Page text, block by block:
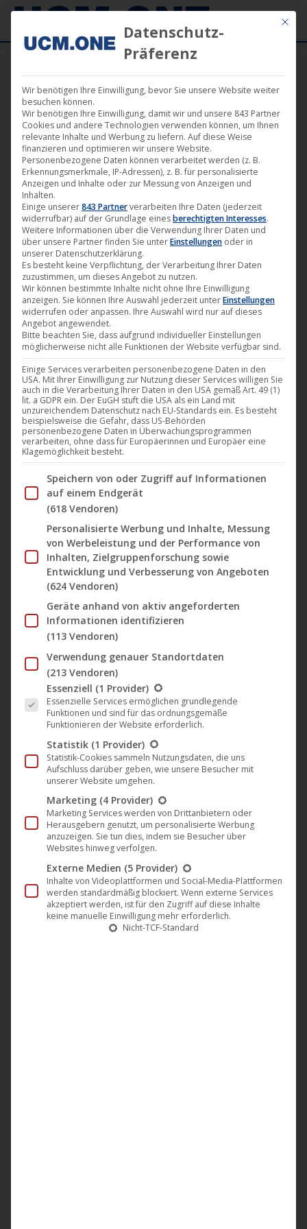
🎵 „Boris Brejcha – Club Vibes (Part 01)“
[Harthouse] ab heute überall erhältlich
22
Vor gut 15 Jahren erschien aufHarthousedie erste EP
eines damals 25jährigen Ludwigshafeners, dessen
Karriere danach schnell durch die Decke ging, Heute
gehört er weltweit zu den bekanntesten und
erfolgreichsten Techno Produzenten und Künstlern. Zeit
fürBoris Brejchadie Discografie auf des
LabelsHarthousemit weiteren Veröffentlichungen von
ihm zu bereichern.
Am Freitag, den 22. Juli 2022 erscheint die erste von sechs
neuen EPs vonBoris Brejcha
Club Vibes (Part 01)
Tracks tragen wie immer extraoriginellen Titel:
Gehörschadengenerator“ und „ Fckng Trap“ werden ab
Freitag die weltweiten Dancefloors erobern.
Die limitierten Vinyl-Auflagen werden in schwarzem (180g)
und in gelbem Vinyl (180g) gepresst. Die beiden Vinyl-
voraussichtlich ab 10. Dezember 2022
Mit
Datenschutz-
Präferenz
Wir benötigen Ihre Einwilligung, bevor Sie unsere Website weiter
besuchen können.
Wir benötigen Ihre Einwilligung, damit wir und unsere 843 Partner
Cookies und andere Technologien verwenden können, um Ihnen
relevante Inhalte und Werbung zu liefern. Auf diese Weise
finanzieren und optimieren wir unsere Website.
Personenbezogene Daten können verarbeitet werden (z. B.
Erkennungsmerkmale, IP-Adressen), z. B. für personalisierte
Anzeigen und Inhalte oder zur Messung von Anzeigen und
Inhalten.
Einige unserer843 Partnerverarbeiten Ihre Daten (jederzeit
widerrufbar) auf der Grundlage einesberechtigten Interesses.
Weitere Informationen über die Verwendung Ihrer Daten und
über unsere Partner finden Sie unterEinstellungen oder in
unserer Datenschutzerklärung.
Es besteht keine Verpflichtung, der Verarbeitung Ihrer Daten
zuzustimmen, um dieses Angebot zu nutzen.
Wir können bestimmte Inhalte nicht ohne Ihre Einwilligung
anzeigen. Sie können Ihre Auswahl jederzeit unterEinstellungen
widerrufen oder anpassen. Ihre Auswahl wird nur auf dieses
Angebot angewendet.
Bitte beachten Sie, dass aufgrund individueller Einstellungen
möglicherweise nicht alle Funktionen der Website verfügbar sind.
Einige Services verarbeiten personenbezogene Daten in den
USA. Mit Ihrer Einwilligung zur Nutzung dieser Services willigen Sie
auch in die Verarbeitung Ihrer Daten in den USA gemäß Art. 49 (1)
lit. a GDPR ein. Der EuGH stuft die USA als ein Land mit
unzureichendem Datenschutz nach EU-Standards ein. Es besteht
beispielsweise die Gefahr, dass US-Behörden
personenbezogene Daten in Überwachungsprogrammen
verarbeiten, ohne dass für Europäerinnen und Europäer eine
Klagemöglichkeit besteht.
Im Folgenden finden Sie eine Liste der Zwecke des IAB
Speichern von oder Zugriff auf Informationen
auf einem Endgerät
(618 Vendoren)
Personalisierte Werbung und Inhalte, Messung
von Werbeleistung und der Performance von
Inhalten, Zielgruppenforschung sowie
Entwicklung und Verbesserung von Angeboten
(624 Vendoren)
Geräte anhand von aktiv angeforderten
Informationen identifizieren
(113 Vendoren)
Verwendung genauer Standortdaten
(213 Vendoren)
Es folgt eine Liste der Service-Gruppen, für die eine
Essenziell (1 Provider)
Essenzielle Services ermöglichen grundlegende
Funktionen und sind für das ordnungsgemäße
Funktionieren der Website erforderlich.
Statistik (1 Provider)
Statistik-Cookies sammeln Nutzungsdaten, die uns
Aufschluss darüber geben, wie unsere Besucher mit
unserer Website umgehen.
Marketing (4 Provider)
Marketing Services werden von Drittanbietern oder
Herausgebern genutzt, um personalisierte Werbung
anzuzeigen. Sie tun dies, indem sie Besucher über
Websites hinweg verfolgen.
Externe Medien (5 Provider)
Inhalte von Videoplattformen und Social-Media-Plattformen
werden standardmäßig blockiert. Wenn externe Services
akzeptiert werden, ist für den Zugriff auf diese Inhalte
keine manuelle Einwilligung mehr erforderlich.
Nicht-TCF-Standard